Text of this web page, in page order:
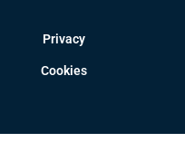
Privacy
Cookies